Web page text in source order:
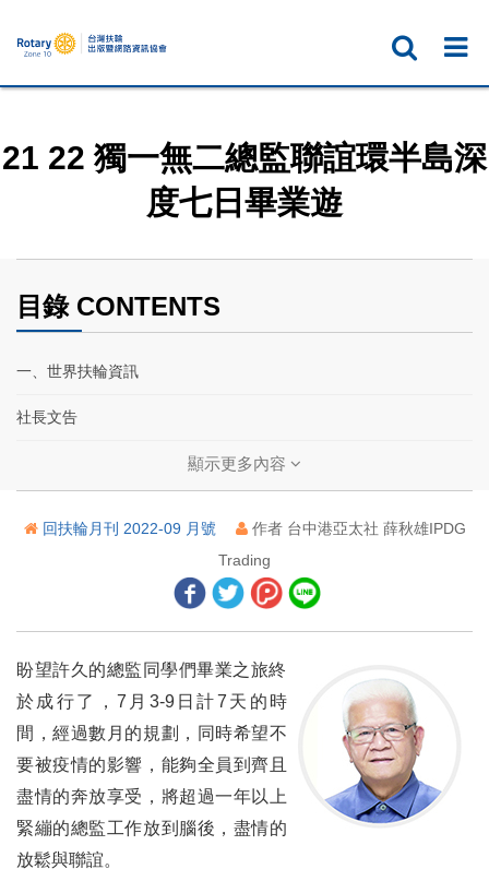
21 22 獨一無二總監聯誼環半島深
度七日畢業遊
目錄 CONTENTS
一、世界扶輪資訊
社長文告
扶輪基金保管委員會主委文告
扶輪行動計畫── 增強我們的適應能力
2022年年會回顧──扶輪在休士頓發現新視野
閱讀的禮物
歐琦珂榮選為2024-25年度國際扶輪社長
世界小兒麻痺日
國際扶輪財務長報告
顯示更多內容
回扶輪月刊 2022-09 月號
作者 台中港亞太社 薛秋雄IPDG
Trading
盼望許久的總監同學們畢業之旅終
於成行了，7月3-9日計7天的時
間，經過數月的規劃，同時希望不
要被疫情的影響，能夠全員到齊且
盡情的奔放享受，將超過一年以上
緊繃的總監工作放到腦後，盡情的
放鬆與聯誼。